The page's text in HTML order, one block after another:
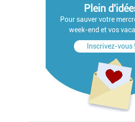
Plein
Pour sauver votre
week-end et vos
Inscrivez-vous !